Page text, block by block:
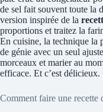
de sel fait souvent toute la
version inspirée de la
proportions et traitez la
En cuisine, la technique la
de génie avec un seul
morceaux et marier au
efficace. Et c’est délicieux.
Comment faire une recette